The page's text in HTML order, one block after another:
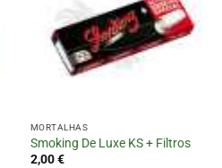
MORTALHAS
Smoking De Luxe KS + Filtros
2,00€